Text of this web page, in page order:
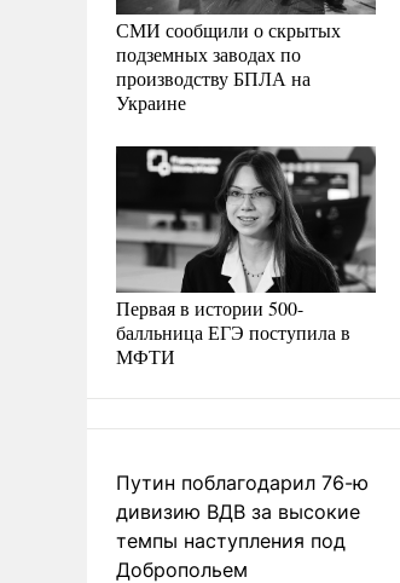
СМИ сообщили о скрытых
подземных заводах по
производству БПЛА на
Украине
Первая в истории 500-
балльница ЕГЭ поступила в
МФТИ
Путин поблагодарил 76-ю
дивизию ВДВ за высокие
темпы наступления под
Добропольем